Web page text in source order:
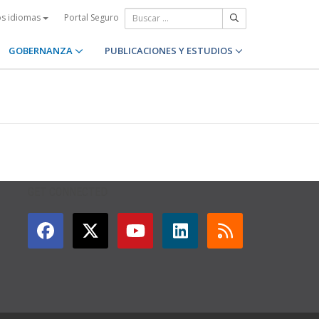
idiomas Portal Seguro
GOBERNANZA PUBLICACIONES Y ESTUDIOS